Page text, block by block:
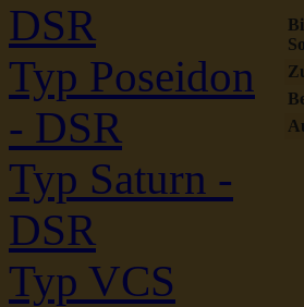
DSR
Typ Poseidon
- DSR
Typ Saturn -
DSR
Typ VCS